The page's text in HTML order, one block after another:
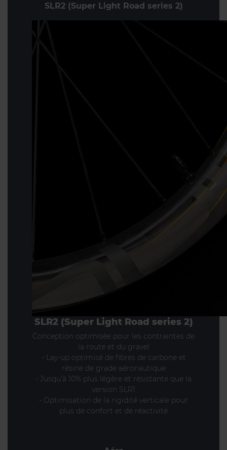
SLR2 (Super Light Road series 2)
SLR2 (Super Light Road series 2)
Conception optimisée pour les contraintes de
la route et du gravel
- Lay-up optimisé de fibres de carbone et
résine de grade aéronautique
- Jusqu’à 10% plus légère et résistante que la
version SLR1
- Optimisation de la rigidité verticale pour
plus de confort et de réactivité